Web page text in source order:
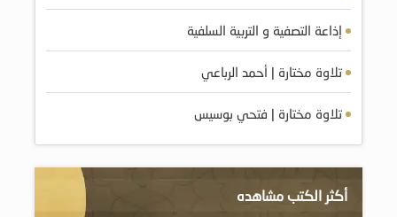
إذاعة التصفية و التربية السلفية
تلاوة مختارة | أحمد الرباعي
تلاوة مختارة | فتحي بوسيس
أكثر الكتب مشاهده